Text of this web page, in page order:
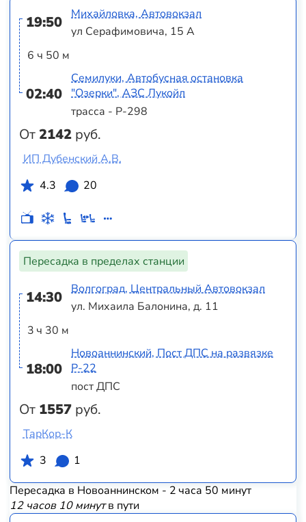
19:50
6 ч 50 м
02:40
От2142 руб.
Михайловка, Автовокзал
ул Серафимовича, 15 А
Семилуки, Автобусная остановка
"Озерки", АЗС Лукойл
трасса - Р-298
ИП Дубенский А.В.
4.3
20
Пересадка в пределах станции
14:30
3 ч 30 м
18:00
От 1557 руб.
Волгоград, Центральный Автовокзал
ул. Михаила Балонина, д. 11
Новоаннинский, Пост ДПС на развязке
Р-22
пост ДПС
ТарКор-К
3
1
Пересадка в Новоаннинском - 2 часа 50 минут
12 часов 10 минутв пути